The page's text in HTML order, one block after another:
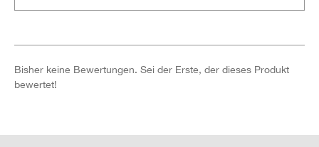
Bisher keine Bewertungen. Sei der Erste, der dieses Produkt
bewertet!